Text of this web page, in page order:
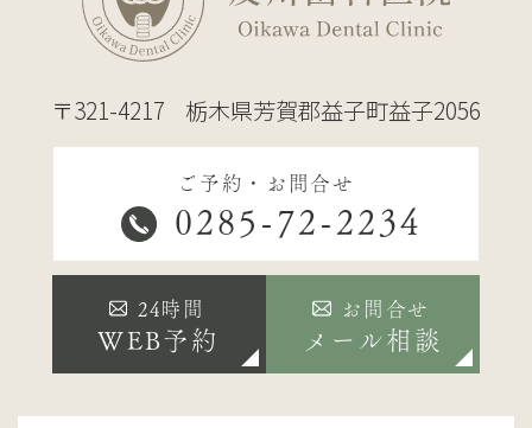
〒321-4217 栃木県芳賀郡益子町益子2056
ご予約・お問合せ
0285-72-2234
24時間
WEB予約
お問合せ
メール相談